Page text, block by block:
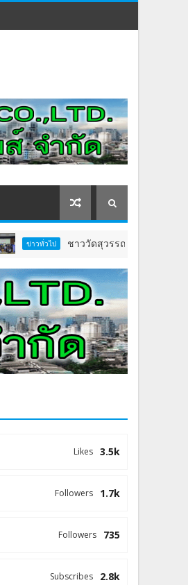
ชาววัดสุวรรณ ชลบุรี เปิดตัว “ธรรมนูญชุ
3.5k
Likes
1.7k
Followers
735
Followers
2.8k
Subscribes